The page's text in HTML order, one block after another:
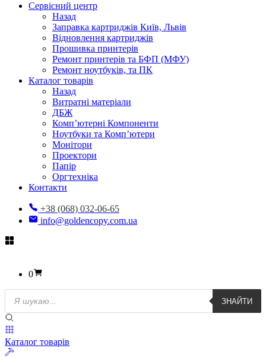
Сервісний центр
Назад
Заправка картриджів Київ, Львів
Відновлення картриджів
Прошивка принтерів
Ремонт принтерів та БФП (МФУ)
Ремонт ноутбуків, та ПК
Каталог товарів
Назад
Витратні матеріали
ДБЖ
Комп’ютерні Компоненти
Ноутбуки та Комп’ютери
Монітори
Проектори
Папір
Оргтехніка
Контакти
+38 (068) 032-06-65
info@goldencopy.com.ua
0
Пошук
товарів
ЗНАЙТИ
Каталог товарів